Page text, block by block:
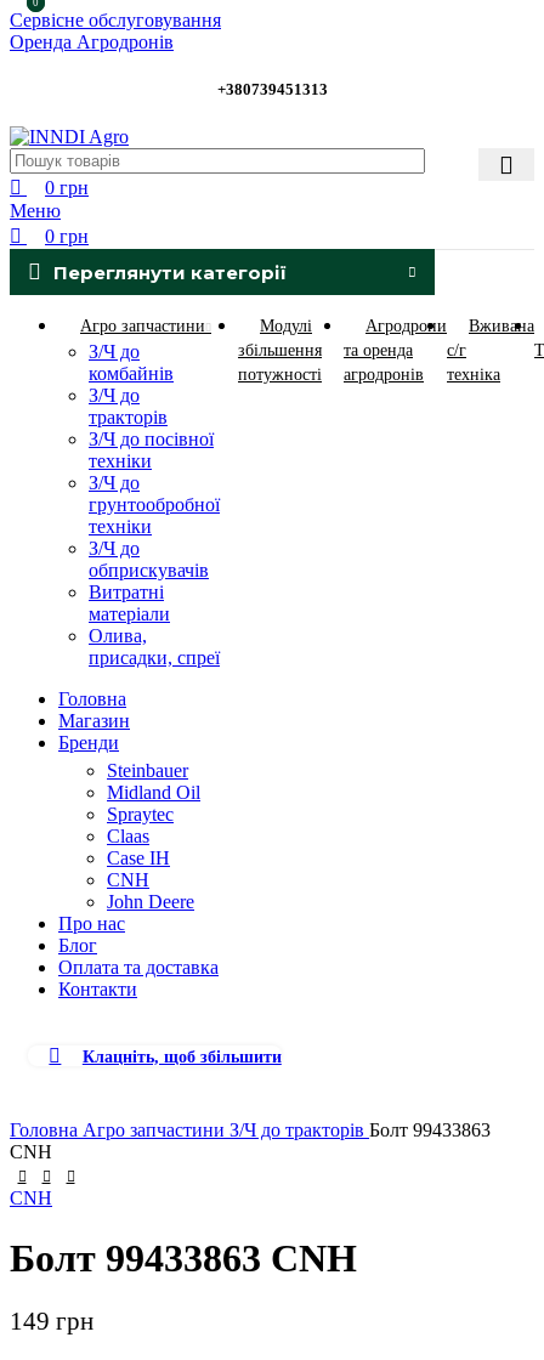
Сервісне обслуговування
Оренда Агродронів
+380739451313
0
0 грн
Меню
0
0 грн
Переглянути категорії
Агро запчастини
З/Ч до
комбайнів
З/Ч до
тракторів
З/Ч до посівної
техніки
З/Ч до
грунтообробної
техніки
З/Ч до
обприскувачів
Витратні
матеріали
Олива,
присадки, спреї
Модулі
збільшення
потужності
Агродрони
та оренда
агродронів
Вживана
с/г
техніка
Головна
Магазин
Бренди
Steinbauer
Midland Oil
Spraytec
Claas
Case IH
CNH
John Deere
Про нас
Блог
Оплата та доставка
Контакти
Клацніть, щоб збільшити
Головна Агро запчастини З/Ч до тракторів Болт 99433863
CNH
CNH
Болт 99433863 CNH
149 грн